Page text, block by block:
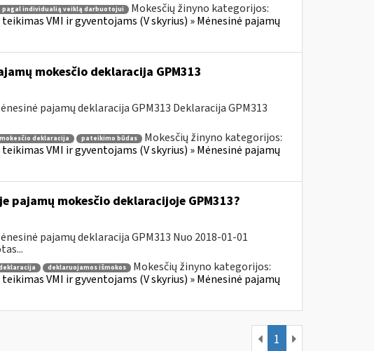
pagal individualią veiklą darbuotojui
Mokesčių žinyno kategorijos:
VMI ir gyventojams (V skyrius) » Mėnesinė pajamų
mokesčio deklaracija GPM313
pajamų deklaracija GPM313 Deklaracija GPM313
deklaracija pateikimo būdas
Mokesčių žinyno kategorijos:
VMI ir gyventojams (V skyrius) » Mėnesinė pajamų
pajamų mokesčio deklaracijoje GPM313?
pajamų deklaracija GPM313 Nuo 2018-01-01
deklaruojamos išmokos
Mokesčių žinyno kategorijos:
VMI ir gyventojams (V skyrius) » Mėnesinė pajamų
1